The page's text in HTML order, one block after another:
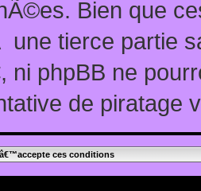
Bien que
une tierce partie
ni phpBB ne
de piratage